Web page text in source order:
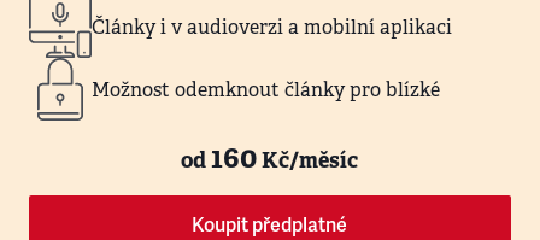
Články i v audioverzi a mobilní aplikaci
Možnost odemknout články pro blízké
od160Kč/měsíc
Koupit předplatné